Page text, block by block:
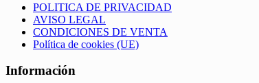
POLITICA DE PRIVACIDAD
AVISO LEGAL
CONDICIONES DE VENTA
Política de cookies (UE)
Información